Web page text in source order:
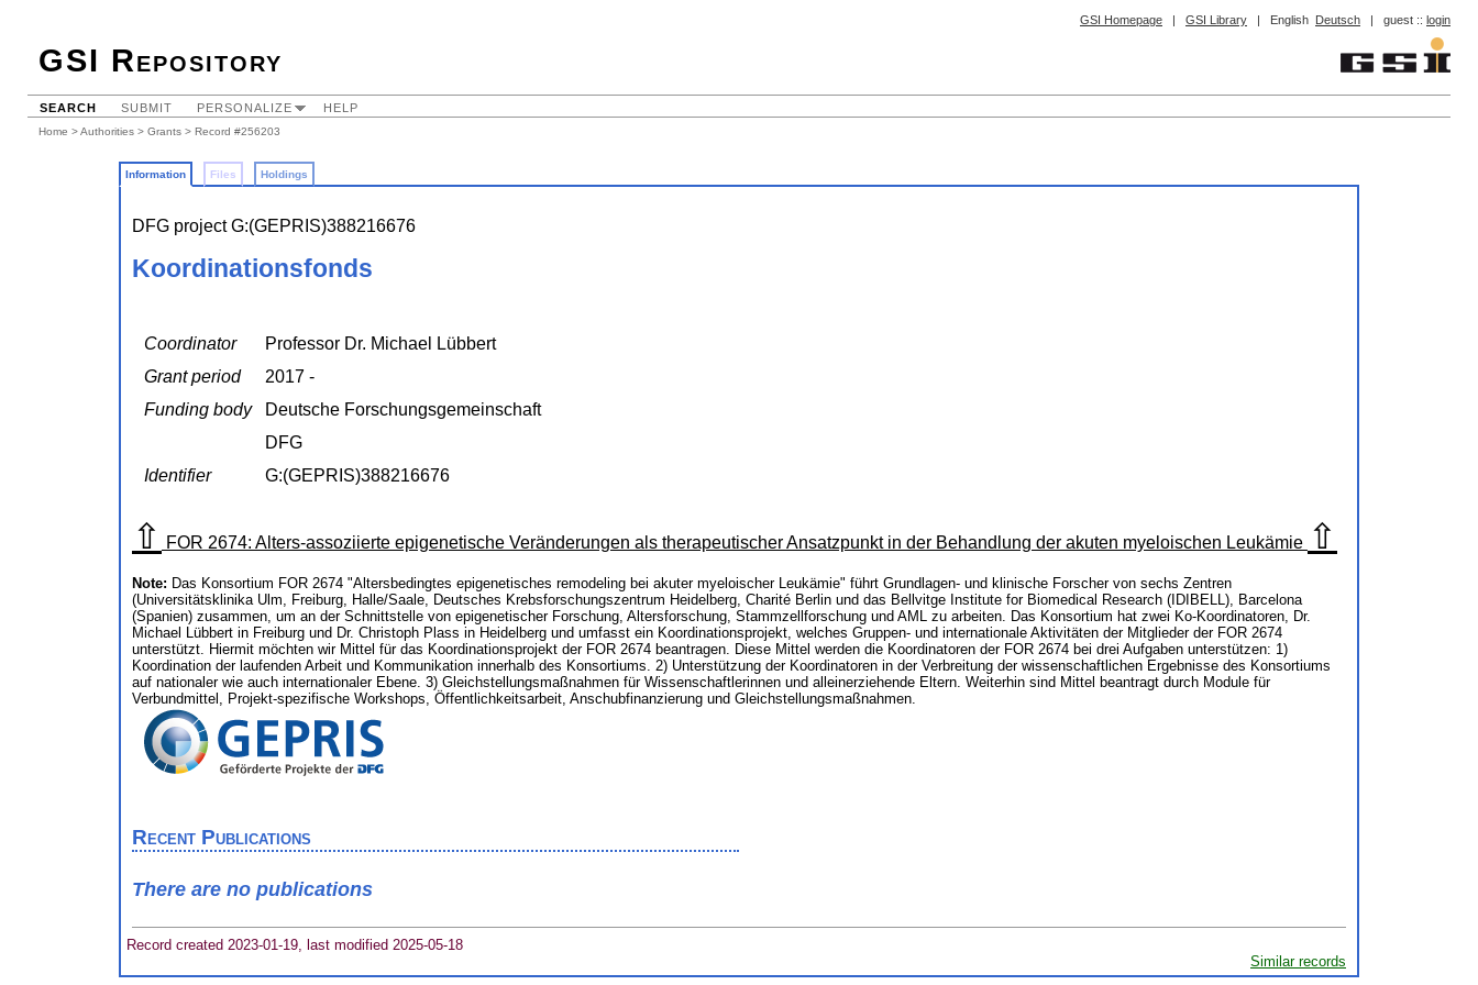
GSI Homepage | GSI Library | English Deutsch | guest :: login
GSI Repository
SEARCH SUBMIT PERSONALIZE HELP
Home >Authorities > Grants > Record #256203
Information Files Holdings
DFG project G:(GEPRIS)388216676
Koordinationsfonds
Coordinator
Professor Dr. Michael Lübbert
Grant period
2017 -
Funding body
Deutsche Forschungsgemeinschaft
DFG
Identifier
G:(GEPRIS)388216676
⇧ FOR 2674: Alters-assoziierte epigenetische Veränderungen als therapeutischer Ansatzpunkt in der Behandlung der akuten myeloischen Leukämie ⇧
Note: Das Konsortium FOR 2674 "Altersbedingtes epigenetisches remodeling bei akuter myeloischer Leukämie" führt Grundlagen- und klinische Forscher von sechs Zentren
(Universitätsklinika Ulm, Freiburg, Halle/Saale, Deutsches Krebsforschungszentrum Heidelberg, Charité Berlin und das Bellvitge Institute for Biomedical Research (IDIBELL), Barcelona
(Spanien) zusammen, um an der Schnittstelle von epigenetischer Forschung, Altersforschung, Stammzellforschung und AML zu arbeiten. Das Konsortium hat zwei Ko-Koordinatoren, Dr.
Michael Lübbert in Freiburg und Dr. Christoph Plass in Heidelberg und umfasst ein Koordinationsprojekt, welches Gruppen- und internationale Aktivitäten der Mitglieder der FOR 2674
unterstützt. Hiermit möchten wir Mittel für das Koordinationsprojekt der FOR 2674 beantragen. Diese Mittel werden die Koordinatoren der FOR 2674 bei drei Aufgaben unterstützen: 1)
Koordination der laufenden Arbeit und Kommunikation innerhalb des Konsortiums. 2) Unterstützung der Koordinatoren in der Verbreitung der wissenschaftlichen Ergebnisse des Konsortiums
auf nationaler wie auch internationaler Ebene. 3) Gleichstellungsmaßnahmen für Wissenschaftlerinnen und alleinerziehende Eltern. Weiterhin sind Mittel beantragt durch Module für
Verbundmittel, Projekt-spezifische Workshops, Öffentlichkeitsarbeit, Anschubfinanzierung und Gleichstellungsmaßnahmen.
Recent Publications
There are no publications
Record created 2023-01-19, last modified 2025-05-18
Similar records